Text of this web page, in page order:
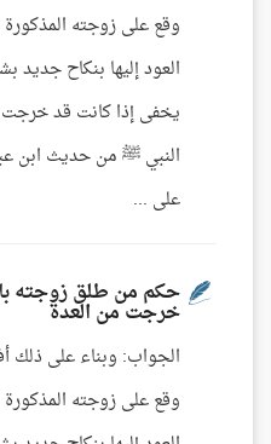
وقع على زوجته المذكورة
العود إليها بنكاح جديد
يخفى إذا كانت قد
النبي ﷺ من حديث ابن
على ...
حكم من طلق زوجته
خرجت من العدة
الجواب: وبناء على ذلك
وقع على زوجته المذكورة